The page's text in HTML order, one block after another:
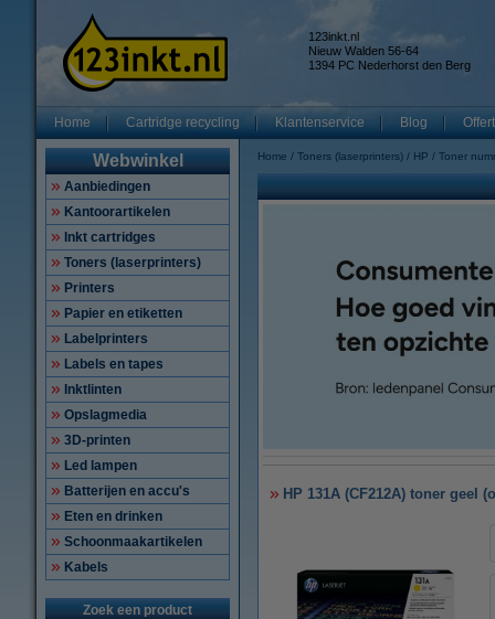
123inkt.nl
Nieuw Walden 56-64
1394 PC Nederhorst den Berg
Home Cartridge recycling Klantenservice Blog
Webwinkel
Aanbiedingen
Kantoorartikelen
Inkt cartridges
Toners (laserprinters)
Printers
Papier en etiketten
Labelprinters
Labels en tapes
Inktlinten
Opslagmedia
3D-printen
Led lampen
Batterijen en accu's
Eten en drinken
Schoonmaakartikelen
Kabels
Zoek een product
Home Toners (laserprinters) HP Toner
HP 131A (CF212A) toner geel